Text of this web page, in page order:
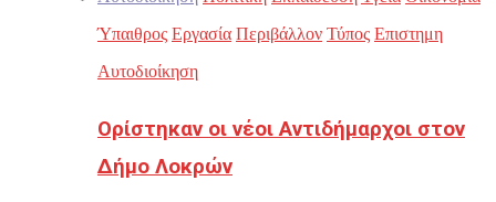
Ύπαιθρος Εργασία Περιβάλλον Τύπος Επιστημη
Αυτοδιοίκηση
Ορίστηκαν οι νέοι Αντιδήμαρχοι στον
Δήμο Λοκρών